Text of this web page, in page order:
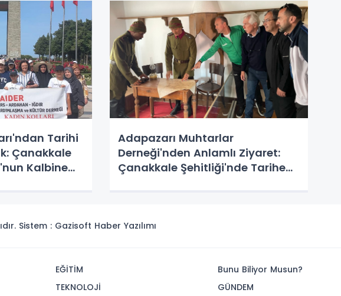
Tarihi
Çanakkale
Kalbine
Adapazarı Muhtarlar
Derneği'nden Anlamlı Ziyaret:
Çanakkale Şehitliği'nde Tarihe
Sistem : Gazisoft Haber Yazılımı
EĞİTİM
TEKNOLOJİ
Bunu Biliyor Musun?
GÜNDEM